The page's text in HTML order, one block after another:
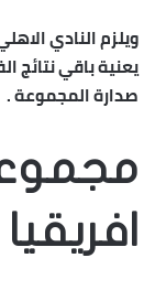
ويلزم النادي
يعنية باقي نتائج
صدارة المجموعة .
افريقيا